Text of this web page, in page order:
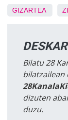
GIZARTEA
Bilatu 28
bilatzailean
dizuten
duzu.